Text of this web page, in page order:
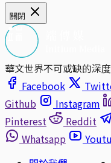
關閉
華文世界不可或缺的深
Facebook
Github
Instagram
Pinterest
Reddit
Whatsapp